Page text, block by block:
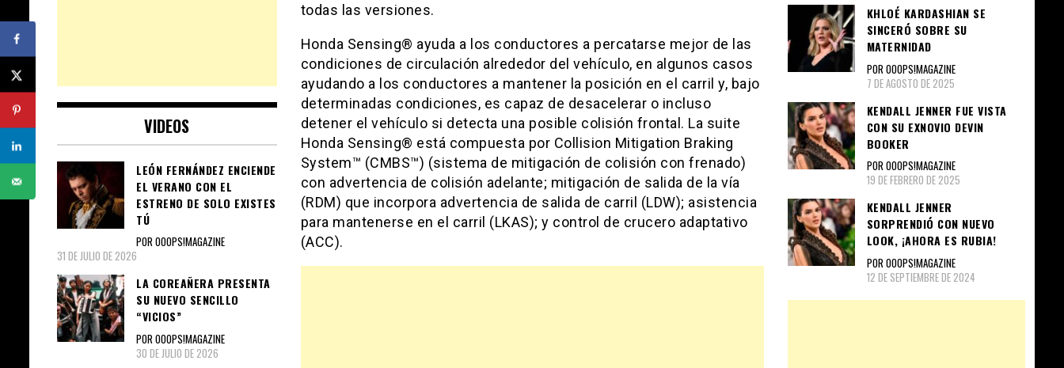
todas las versiones.
Honda Sensing® ayuda a los conductores a percatarse mejor de las
condiciones de circulación alrededor del vehículo, en algunos casos
ayudando a los conductores a mantener la posición en el carril y, bajo
determinadas condiciones, es capaz de desacelerar o incluso
detener el vehículo si detecta una posible colisión frontal. La suite
Honda Sensing® está compuesta por Collision Mitigation Braking
System™ (CMBS™) (sistema de mitigación de colisión con frenado)
con advertencia de colisión adelante; mitigación de salida de la vía
(RDM) que incorpora advertencia de salida de carril (LDW); asistencia
para mantenerse en el carril (LKAS); y control de crucero adaptativo
(ACC).
VIDEOS
LEÓN FERNÁNDEZ ENCIENDE
EL VERANO CON EL
ESTRENO DE SOLO EXISTES
TÚ
POR OOOPS!MAGAZINE
31 DE JULIO DE 2026
LA COREAÑERA PRESENTA
SU NUEVO SENCILLO
“VICIOS”
POR OOOPS!MAGAZINE
30 DE JULIO DE 2026
KHLOÉ KARDASHIAN SE
SINCERÓ SOBRE SU
MATERNIDAD
POR OOOPS!MAGAZINE
7 DE AGOSTO DE 2025
KENDALL JENNER FUE VISTA
CON SU EXNOVIO DEVIN
BOOKER
POR OOOPS!MAGAZINE
19 DE FEBRERO DE 2025
KENDALL JENNER
SORPRENDIÓ CON NUEVO
LOOK, ¡AHORA ES RUBIA!
POR OOOPS!MAGAZINE
12 DE SEPTIEMBRE DE 2024